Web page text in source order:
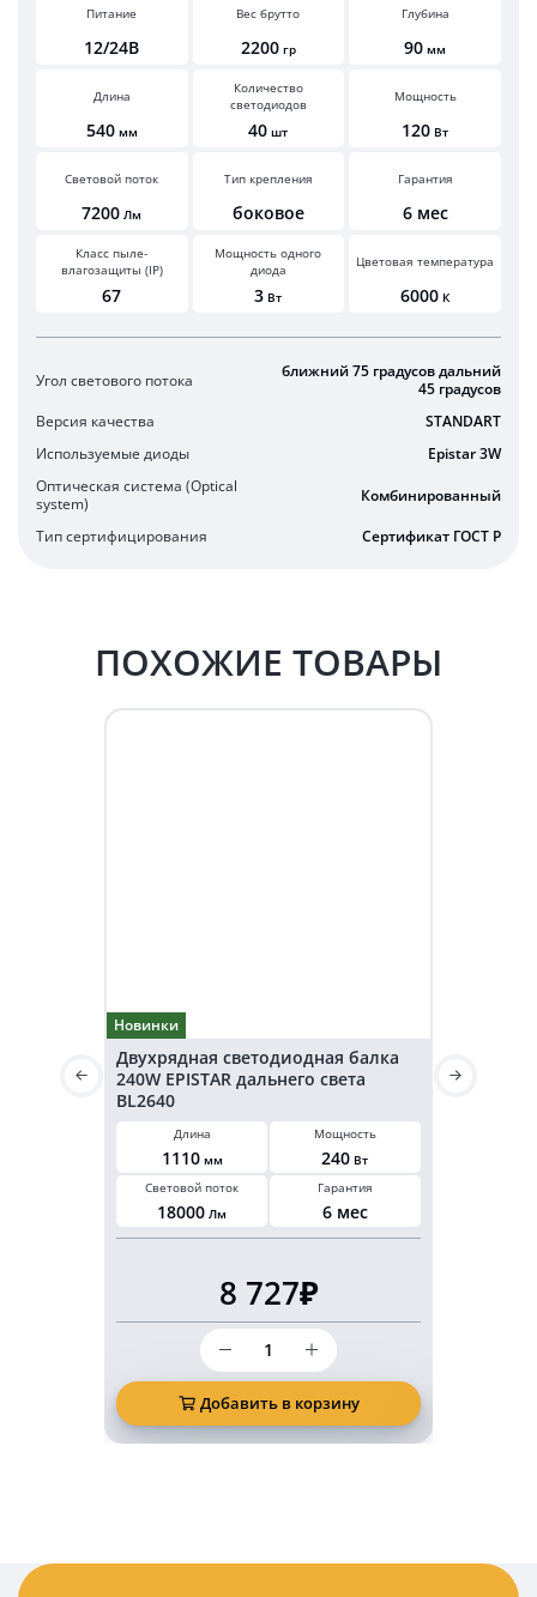
Питание
12/24В
Вес брутто
2200 гр
Глубина
90 мм
Длина
540 мм
Количество
светодиодов
40 шт
Мощность
120 Вт
Световой поток
7200 Лм
Тип крепления
боковое
Гарантия
6 мес
Класс пыле-
влагозащиты (IP)
67
Мощность одного
диода
3 Вт
Цветовая температура
6000 К
Угол светового потока
ближний 75 градусов дальний
45 градусов
Версия качества
STANDART
Используемые диоды
Epistar 3W
Оптическая система (Optical
system)
Комбинированный
Тип сертифицирования Сертификат ГОСТ Р
ПОХОЖИЕ ТОВАРЫ
Новинки
Двухрядная светодиодная балка
240W EPISTAR дальнего света
BL2640
Длина
1110 мм
Мощность
240 Вт
Световой поток
18000 Лм
Гарантия
6 мес
8 727₽
Количество
товара
Двухрядная
светодиодная
балка
240W
Добавить в корзину
CREE 252